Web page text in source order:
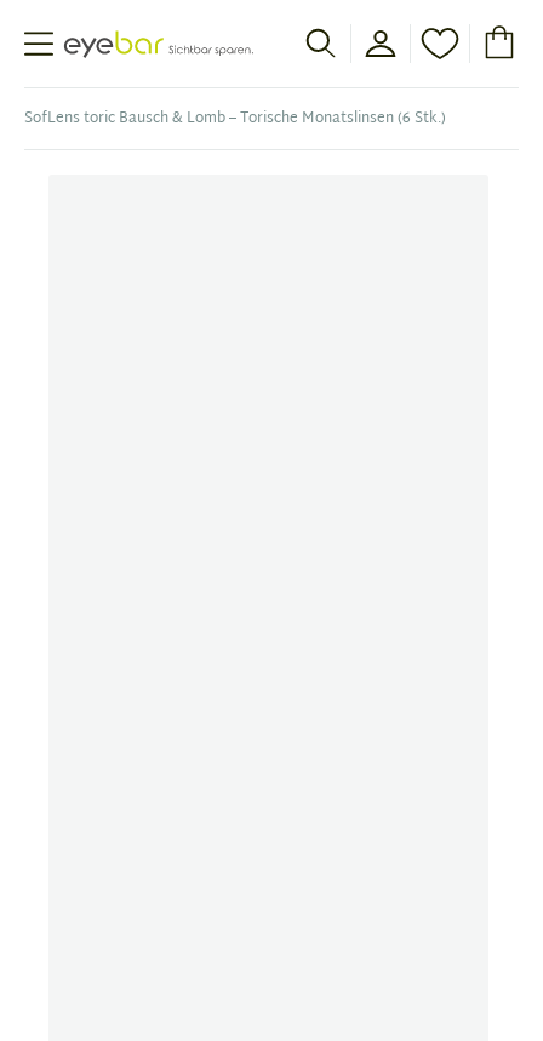
Abele Optic
SofLens toric Bausch & Lomb – Torische Monatslinsen (6 Stk.)